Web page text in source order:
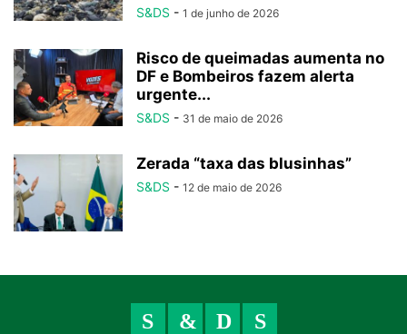
S&DS - 1 de junho de 2026
Risco de queimadas aumenta no
DF e Bombeiros fazem alerta
urgente...
S&DS - 31 de maio de 2026
Zerada “taxa das blusinhas”
S&DS - 12 de maio de 2026